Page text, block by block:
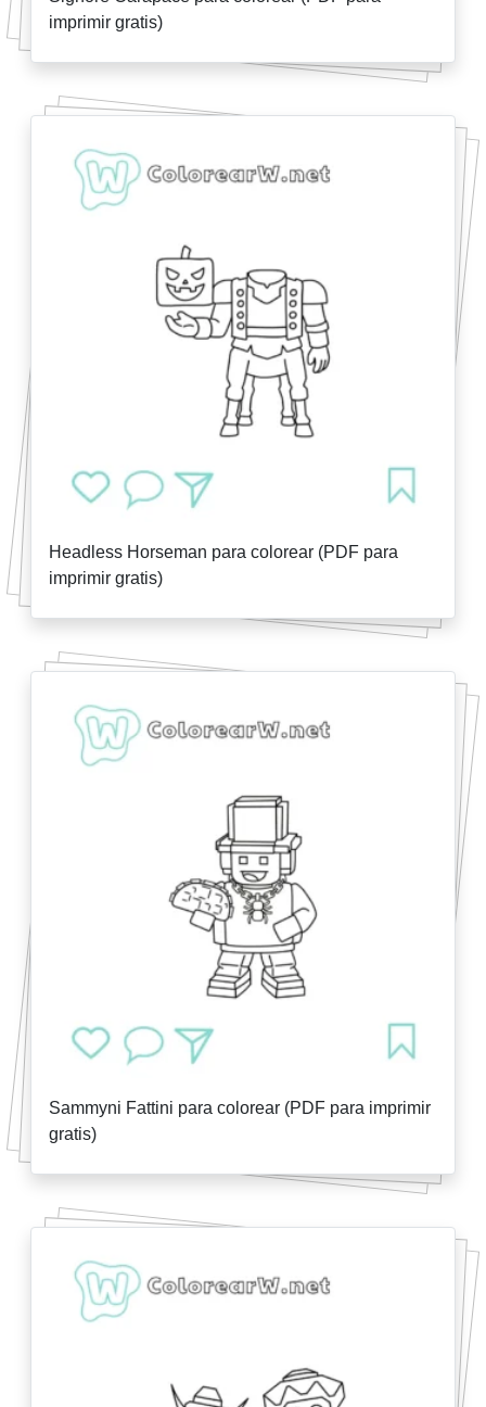
imprimir gratis)
Headless Horseman para colorear (PDF para
imprimir gratis)
Sammyni Fattini para colorear (PDF para imprimir
gratis)